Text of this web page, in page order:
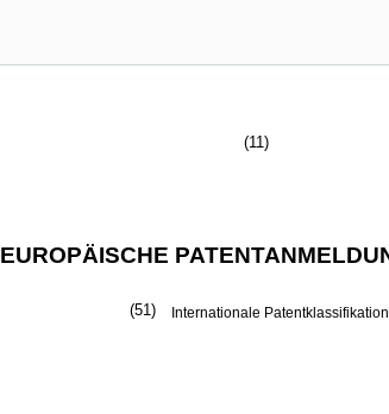
(11)
EUROPÄISCHE
(51) Internationale